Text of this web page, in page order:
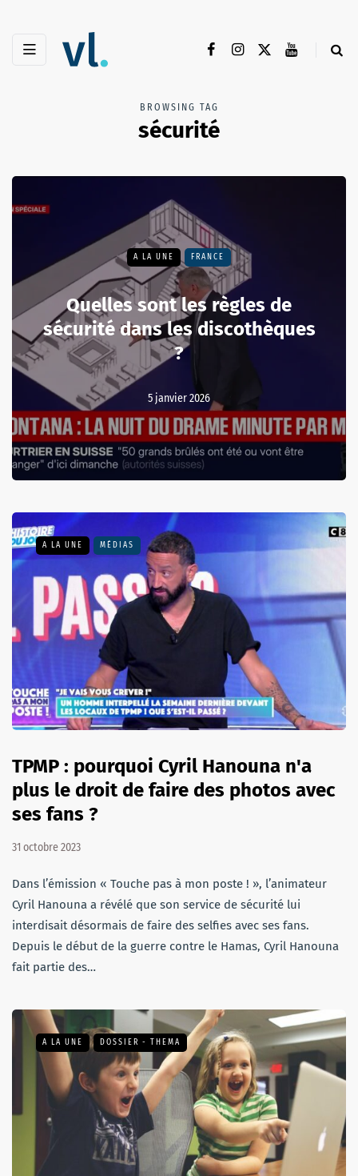
BROWSING TAG
sécurité
A LA UNE FRANCE
Quelles sont les règles de
sécurité dans les discothèques
?
5 janvier 2026
A LA UNE MÉDIAS
TPMP : pourquoi Cyril Hanouna n'a
plus le droit de faire des photos avec
ses fans ?
31 octobre 2023
Dans l’émission « Touche pas à mon poste ! », l’animateur
Cyril Hanouna a révélé que son service de sécurité lui
interdisait désormais de faire des selfies avec ses fans.
Depuis le début de la guerre contre le Hamas, Cyril Hanouna
fait partie des…
A LA UNE DOSSIER - THEMA